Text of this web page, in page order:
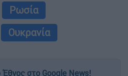
Ρωσία
Ουκρανία
στο Google News!